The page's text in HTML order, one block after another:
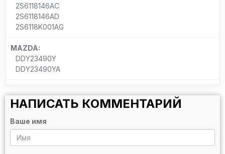
2S6118146AC
2S6118146AD
2S6118K001AG
MAZDA:
DDY23490Y
DDY23490YA
НАПИСАТЬ КОММЕНТАРИЙ
Ваше имя